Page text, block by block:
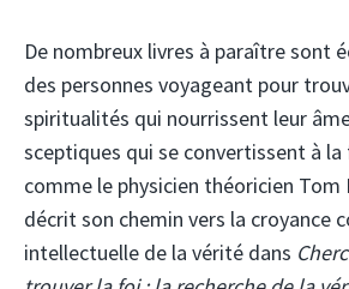
De nombreux livres à paraître sont
des personnes voyageant pour
spiritualités qui nourrissent leur
sceptiques qui se convertissent à
comme le physicien théoricien Tom
décrit son chemin vers la croyance
intellectuelle de la vérité dans